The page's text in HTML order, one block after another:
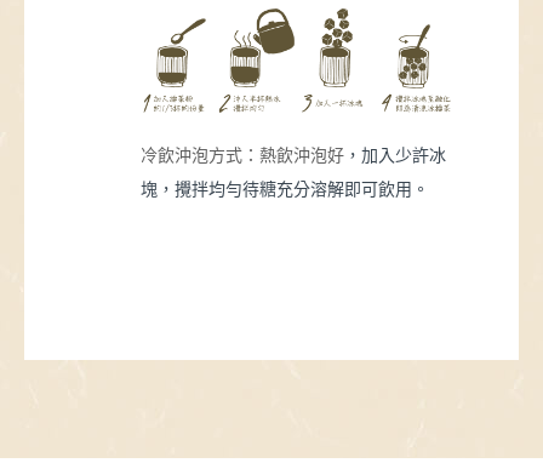
冷飲沖泡方式：熱飲沖泡好 ，加入少許冰
塊，攪拌均勻待糖充分溶解即可飲用。